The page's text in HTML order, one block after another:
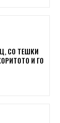
СО ТЕШКИ
И ГО